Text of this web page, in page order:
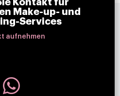
Make-up- und
Services
aufnehmen
